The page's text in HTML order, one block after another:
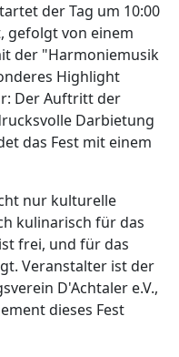
der Tag um 10:00
gefolgt von einem
der "Harmoniemusik
Highlight
Der Auftritt der
Darbietung
das Fest mit einem
nur kulturelle
kulinarisch für das
frei, und für das
Veranstalter ist der
D'Achtaler e.V.,
dieses Fest